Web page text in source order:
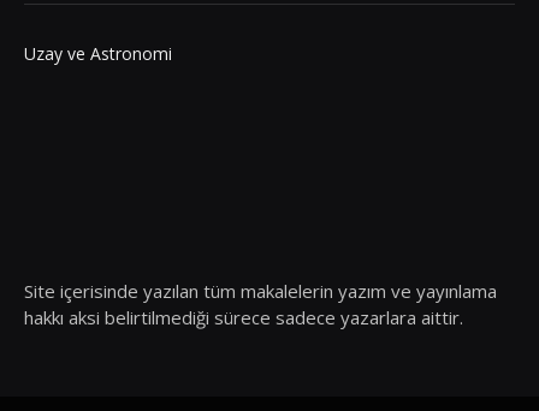
Uzay ve Astronomi
Site içerisinde yazılan tüm makalelerin yazım ve yayınlama
hakkı aksi belirtilmediği sürece sadece yazarlara aittir.